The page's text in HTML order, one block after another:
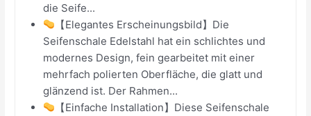
die Seife...
【Elegantes Erscheinungsbild】Die
Seifenschale Edelstahl hat ein schlichtes und
modernes Design, fein gearbeitet mit einer
mehrfach polierten Oberfläche, die glatt und
glänzend ist. Der Rahmen...
【Einfache Installation】Diese Seifenschale